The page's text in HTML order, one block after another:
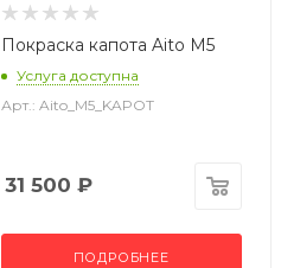
Покраска капота Aito M5
Услуга доступна
Арт.: Aito_M5_KAPOT
31 500 ₽
ПОДРОБНЕЕ